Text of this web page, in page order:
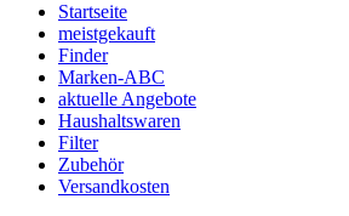
Startseite
meistgekauft
Finder
Marken-ABC
aktuelle Angebote
Haushaltswaren
Filter
Zubehör
Versandkosten